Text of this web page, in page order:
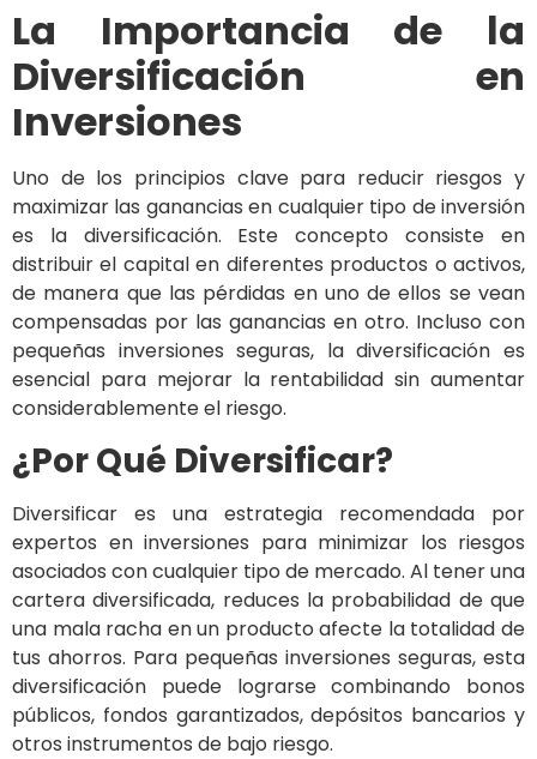
La Importancia de la
Diversificación en
Inversiones
Uno de los principios clave para reducir riesgos y
maximizar las ganancias en cualquier tipo de inversión
es la diversificación. Este concepto consiste en
distribuir el capital en diferentes productos o activos,
de manera que las pérdidas en uno de ellos se vean
compensadas por las ganancias en otro. Incluso con
pequeñas inversiones seguras, la diversificación es
esencial para mejorar la rentabilidad sin aumentar
considerablemente el riesgo.
¿Por Qué Diversificar?
Diversificar es una estrategia recomendada por
expertos en inversiones para minimizar los riesgos
asociados con cualquier tipo de mercado. Al tener una
cartera diversificada, reduces la probabilidad de que
una mala racha en un producto afecte la totalidad de
tus ahorros. Para pequeñas inversiones seguras, esta
diversificación puede lograrse combinando bonos
públicos, fondos garantizados, depósitos bancarios y
otros instrumentos de bajo riesgo.